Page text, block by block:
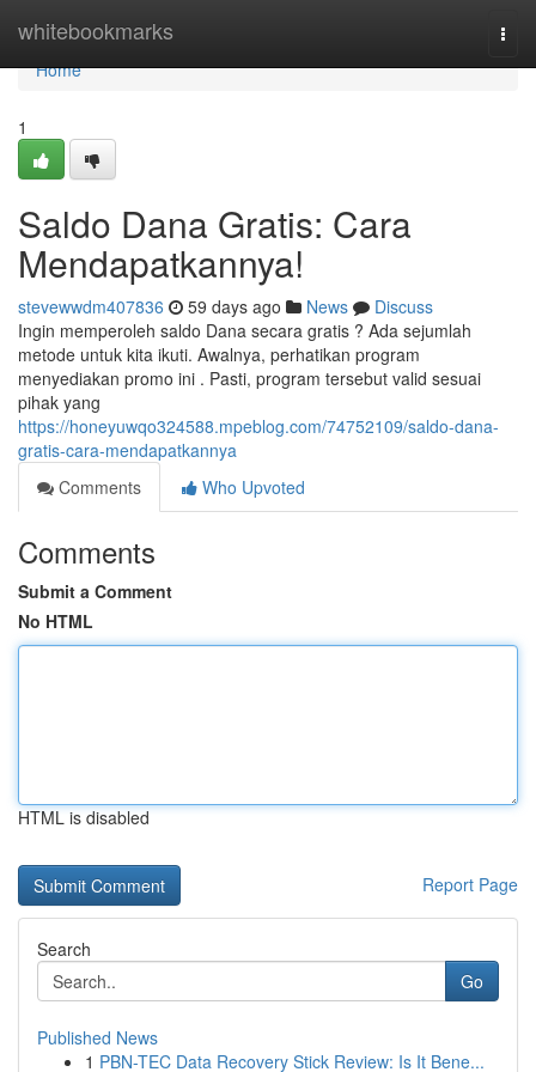
whitebookmarks
Home
Home
1
Saldo Dana Gratis: Cara
Mendapatkannya!
stevewwdm407836 59 days ago News
Discuss
Ingin memperoleh saldo Dana secara gratis ? Ada sejumlah
metode untuk kita ikuti. Awalnya, perhatikan program
menyediakan promo ini . Pasti, program tersebut valid sesuai
pihak yang
https://honeyuwqo324588.mpeblog.com/74752109/saldo-dana-
gratis-cara-mendapatkannya
Comments
Who Upvoted
Comments
Submit a Comment
No HTML
HTML is disabled
Report Page
Search
Go
Published News
1 PBN-TEC Data Recovery Stick Review: Is It Bene...